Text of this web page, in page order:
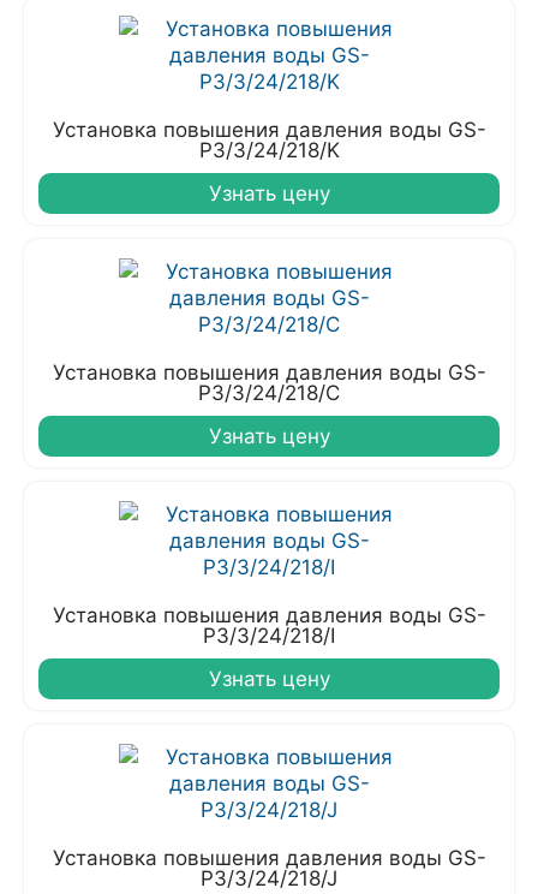
Установка повышения давления воды GS-
P3/3/24/218/K
Узнать цену
Установка повышения давления воды GS-
P3/3/24/218/C
Узнать цену
Установка повышения давления воды GS-
P3/3/24/218/I
Узнать цену
Установка повышения давления воды GS-
P3/3/24/218/J